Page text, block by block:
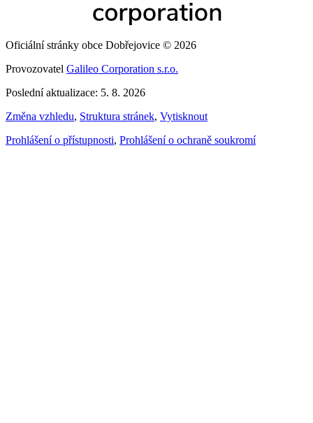
Oficiální stránky obce Dobřejovice © 2026
Provozovatel Galileo Corporation s.r.o.
Poslední aktualizace: 5. 8. 2026
Změna vzhledu, Struktura stránek, Vytisknout
Prohlášení o přístupnosti, Prohlášení o ochraně soukromí